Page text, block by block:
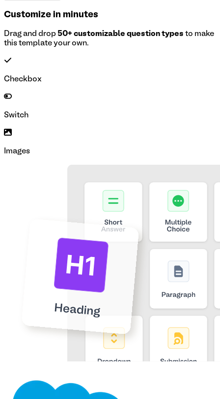
Customize in minutes
Drag and drop 50+ customizable question types to make
this template your own.
Checkbox
Switch
Images